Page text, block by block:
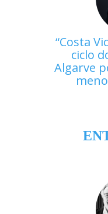
Costa
ciclo
Algarve